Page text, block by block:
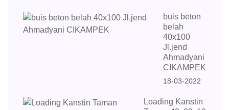
buis beton
belah
40x100
Jl.jend
Ahmadyani
CIKAMPEK
18-03-2022
Loading Kanstin